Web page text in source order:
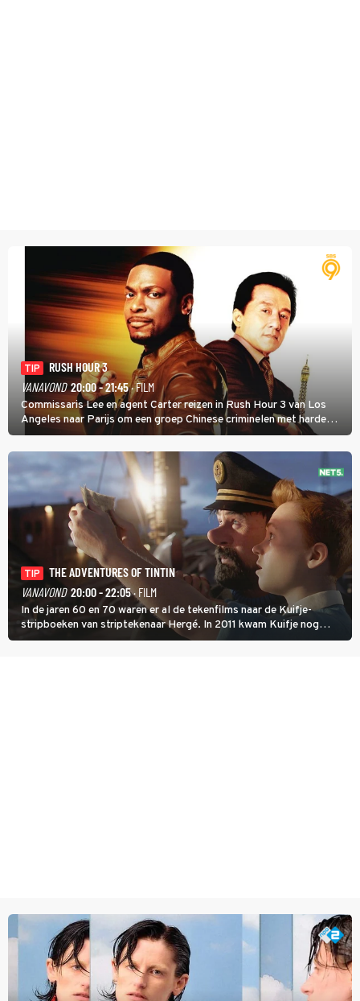
TIP
RUSH HOUR 3
VANAVOND 20:00 - 21:45· FILM
Commissaris Lee en agent Carter reizen in Rush Hour 3 van Los
Angeles naar Parijs om een groep Chinese criminelen met harde
hand aan te pakken.
TIP
THE ADVENTURES OF TINTIN
VANAVOND 20:00 - 22:05· FILM
In de jaren 60 en 70 waren er al de tekenfilms naar de Kuifje-
stripboeken van striptekenaar Hergé. In 2011 kwam Kuifje nog
meer tot leven in The Adventures of Tintin van Steven Spielberg.